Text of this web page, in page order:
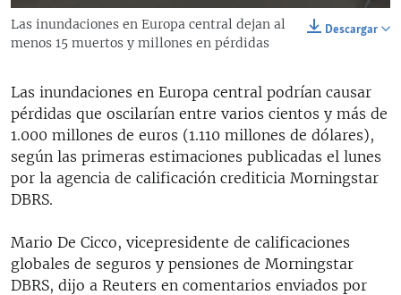
LA REALIDAD DE LA VIVIENDA EN CUBA
SER VIEJO EN CUBA
LOS SANTOS DE HIALEAH
DESINFORMACIÓN RUSA EN AMÉRICA LATINA
LA INVASIÓN DE RUSIA A UCRANIA
EDITORIALES
Auto 144p 240p 360p
480p 720p 1080p
144p
480p
1080p
Descargar
Las inundaciones en Europa central dejan al
menos 15 muertos y millones en pérdidas
Las inundaciones en Europa central podrían causar
pérdidas que oscilarían entre varios cientos y más de
1.000 millones de euros (1.110 millones de dólares),
según las primeras estimaciones publicadas el lunes
por la agencia de calificación crediticia Morningstar
DBRS.
Mario De Cicco, vicepresidente de calificaciones
globales de seguros y pensiones de Morningstar
DBRS, dijo a Reuters en comentarios enviados por